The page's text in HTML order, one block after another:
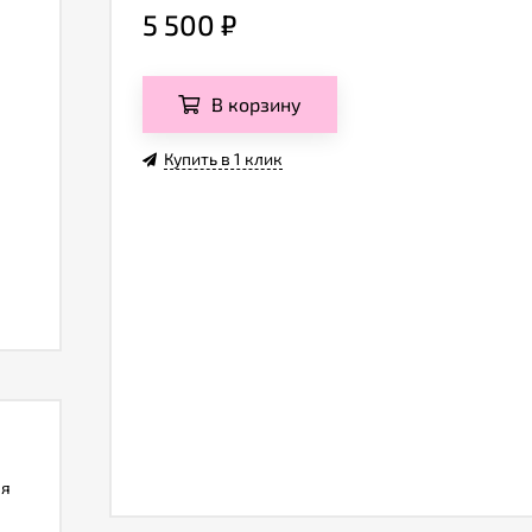
5 500 ₽
В корзину
Купить в 1 клик